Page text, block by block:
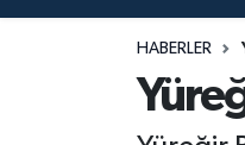
HABERLER
Özel Haberler
Tüm Manşetler